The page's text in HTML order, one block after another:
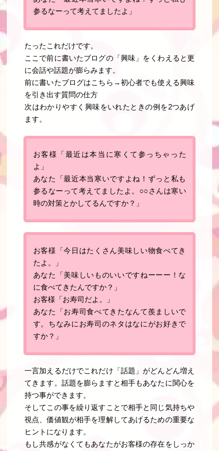
参るなーって考えてましたよ」
たったこれだけです。
ここで前に書いたブログの「興味」をくわえると更
に会話や話題が膨らみます。
前に書いたブログはこちら→初心者でも使える興味
を引き出す質問の仕方
次はわかりやすく興味をいれたときの例を2つあげ
ます。
お客様「最近は本当に寒くて参っちゃった
よ」
あなた「最近本当寒いですよね！ずっと私も
参るなーって考えてましたよ。○○さんは寒い
時の対策とかしてるんですか？」
お客様「今日はたくさん美味しい物食べてき
たよ。」
あなた「美味しいものいいですねーーー！な
に食べてきたんですか？」
お客様「お寿司だよ。」
あなた「お寿司食べてきたなんて羨ましいで
す。ちなみにお寿司のネタはなにがお好きで
すか？」
一言加えるだけでこれだけ「話題」がどんどん増え
てきます。話題を膨らますと相手もあなたに関心を
持つ事ができます。
そしてこの事を繰り返すことで相手と同じ気持ちや
視点、価値観が相手を理解してあげるための重要な
ヒントになります。
もし共感がなくてもあなたがお客様の存在をしっか